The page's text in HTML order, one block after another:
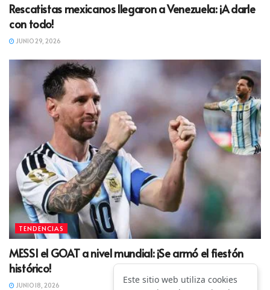
Rescatistas mexicanos llegaron a Venezuela: ¡A darle
con todo!
JUNIO 29, 2026
TENDENCIAS
MESSI el GOAT a nivel mundial: ¡Se armó el fiestón
histórico!
JUNIO 18, 2026
Este sitio web utiliza cookies